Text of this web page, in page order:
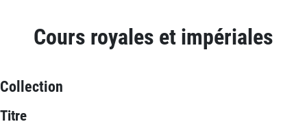
Cours royales et impériales
Collection
Titre